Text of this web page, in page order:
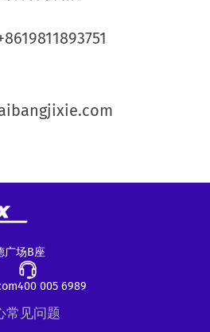
广场B座
400 005 6989
常见问题